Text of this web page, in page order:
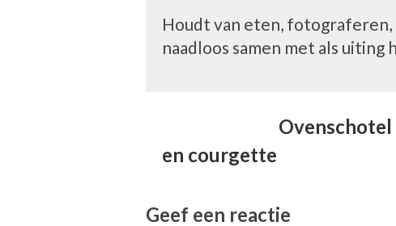
Houdt van eten,
naadloos samen met als
en courgette
Geef een reactie